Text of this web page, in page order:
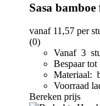
Sasa
vanaf 11,57 per
(0)
Vanaf 3
Bespaar
Materiaal:
Voorraad
Bereken prijs